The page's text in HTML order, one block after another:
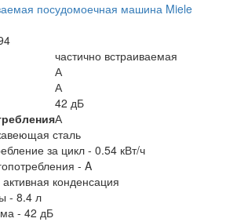
посудомоечная машина Miele
частично встраиваемая
А
А
42 дБ
А
сталь
за цикл - 0.54 кВт/ч
- A
конденсация
- 8.4 л
- 42 дБ